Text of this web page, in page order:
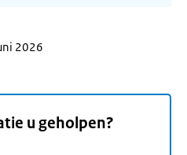
2026
u geholpen?